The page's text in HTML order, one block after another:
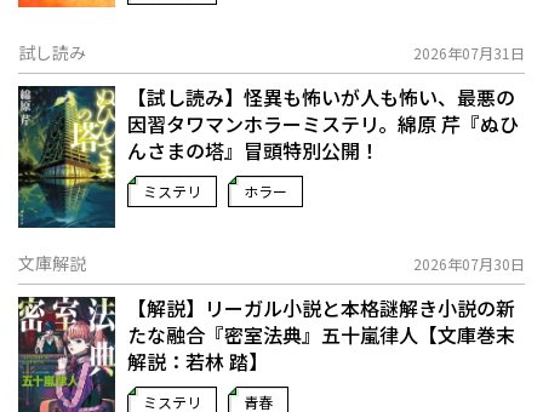
試し読み 2026年07月31日
【試し読み】怪異も怖いが人も怖い、最悪の
因習タワマンホラーミステリ。綿原 芹『ぬひ
んさまの塔』冒頭特別公開！
ミステリ ホラー
文庫解説 2026年07月30日
【解説】リーガル小説と本格謎解き小説の新
たな融合――『密室法典』五十嵐律人【文庫巻末
解説：若林 踏】
ミステリ 青春